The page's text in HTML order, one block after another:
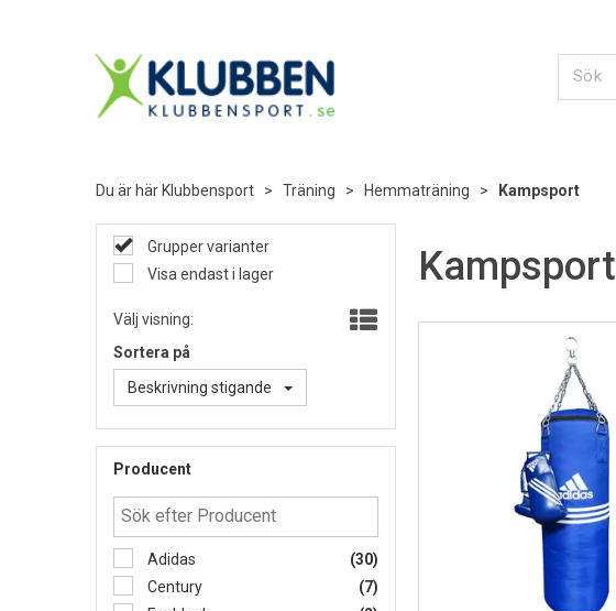
Du är här Klubbensport > Träning > Hemmaträning > Kampsport
Grupper varianter
Visa endast i lager
Välj visning:
Sortera på
Beskrivning stigande
Producent
Adidas
(30)
Century
(7)
Kampsport